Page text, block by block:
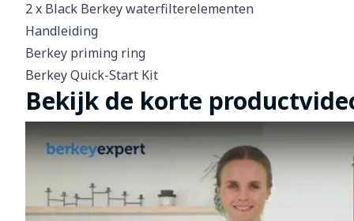
2 x Black Berkey waterfilterelementen
Handleiding
Berkey priming ring
Berkey Quick-Start Kit
Bekijk de korte